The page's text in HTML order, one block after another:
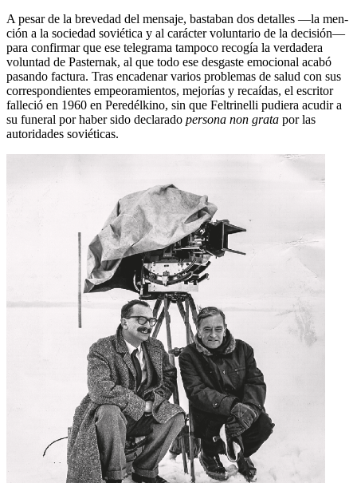
A pesar de la brevedad del mensaje, bastaban dos detalles —la men­
ción a la sociedad soviética y al carácter voluntario de la decisión—
para confirmar que ese telegrama tampoco recogía la verdadera
voluntad de Pasternak, al que todo ese desgaste emocional acabó
pasando factura. Tras encadenar varios problemas de salud con sus
correspondientes empeora­mientos, mejorías y recaídas, el escritor
falleció en 1960 en Peredélkino, sin que Feltrinelli pudiera acudir a
su funeral por haber sido declarado persona non grata por las
autoridades soviéticas.